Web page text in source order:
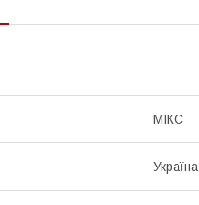
МІКС
Україна